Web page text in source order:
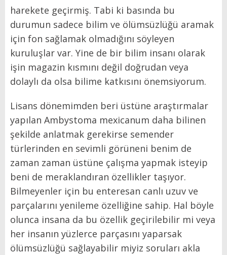
harekete geçirmiş. Tabi ki basında bu
durumun sadece bilim ve ölümsüzlüğü aramak
için fon sağlamak olmadığını söyleyen
kuruluşlar var. Yine de bir bilim insanı olarak
işin magazin kısmını değil doğrudan veya
dolaylı da olsa bilime katkısını önemsiyorum.
Lisans dönemimden beri üstüne araştırmalar
yapılan Ambystoma mexicanum daha bilinen
şekilde anlatmak gerekirse semender
türlerinden en sevimli görüneni benim de
zaman zaman üstüne çalışma yapmak isteyip
beni de meraklandıran özellikler taşıyor.
Bilmeyenler için bu enteresan canlı uzuv ve
parçalarını yenileme özelliğine sahip. Hal böyle
olunca insana da bu özellik geçirilebilir mi veya
her insanın yüzlerce parçasını yaparsak
ölümsüzlüğü sağlayabilir miyiz soruları akla